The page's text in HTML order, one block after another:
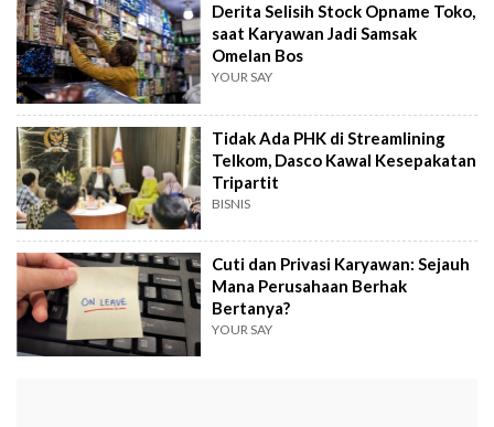
Derita Selisih Stock Opname Toko,
saat Karyawan Jadi Samsak
Omelan Bos
YOUR SAY
Tidak Ada PHK di Streamlining
Telkom, Dasco Kawal Kesepakatan
Tripartit
BISNIS
Cuti dan Privasi Karyawan: Sejauh
Mana Perusahaan Berhak
Bertanya?
YOUR SAY